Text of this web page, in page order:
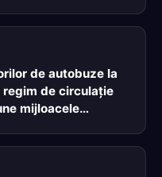
de autobuze la
de circulaţie
mijloacele
sonoră?